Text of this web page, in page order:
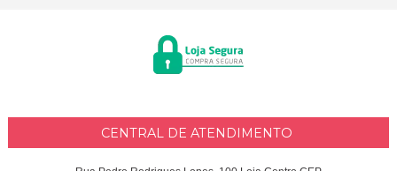
CENTRAL DE ATENDIMENTO